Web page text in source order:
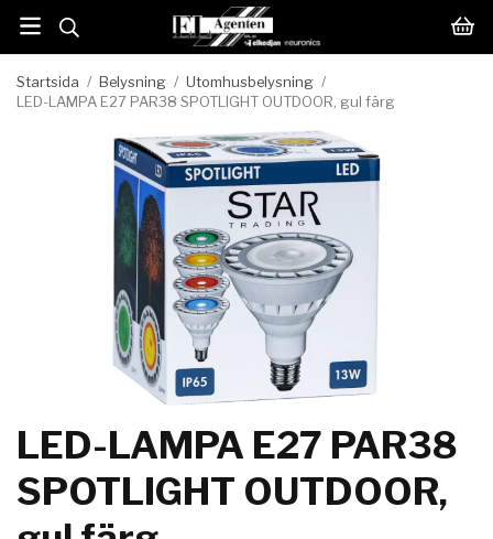
Startsida / Belysning / Utomhusbelysning /
LED-LAMPA E27 PAR38 SPOTLIGHT OUTDOOR, gul färg
LED-LAMPA E27 PAR38
SPOTLIGHT OUTDOOR,